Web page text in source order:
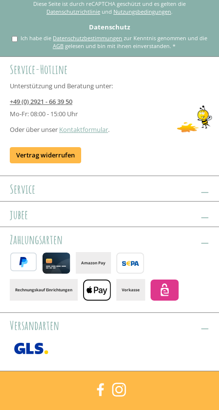
Diese Seite ist durch reCAPTCHA geschützt und es gelten die
Datenschutzrichtlinie und Nutzungsbedingungen.
Datenschutz
Ich habe die Datenschutzbestimmungen
AGB gelesen und bin mit ihnen einverstanden.*
Service-Hotline
Unterstützung und Beratung unter:
+49 (0) 2921 - 66 39 50
Mo-Fr: 08:00 - 15:00 Uhr
Oder über unser Kontaktformular.
Vertrag widerrufen
Service
jubee
Zahlungsarten
Amazon Pay
Banktransfer
Rechnungskauf Einrichtungen Vorkasse
Versandarten
FacebookInstagram